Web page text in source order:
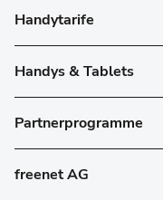
Handytarife
Handys & Tablets
Partnerprogramme
freenet AG